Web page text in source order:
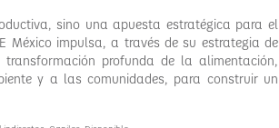
sino una apuesta estratégica para el
México impulsa, a través de su estrategia de
profunda de la alimentación,
y a las comunidades, para construir un